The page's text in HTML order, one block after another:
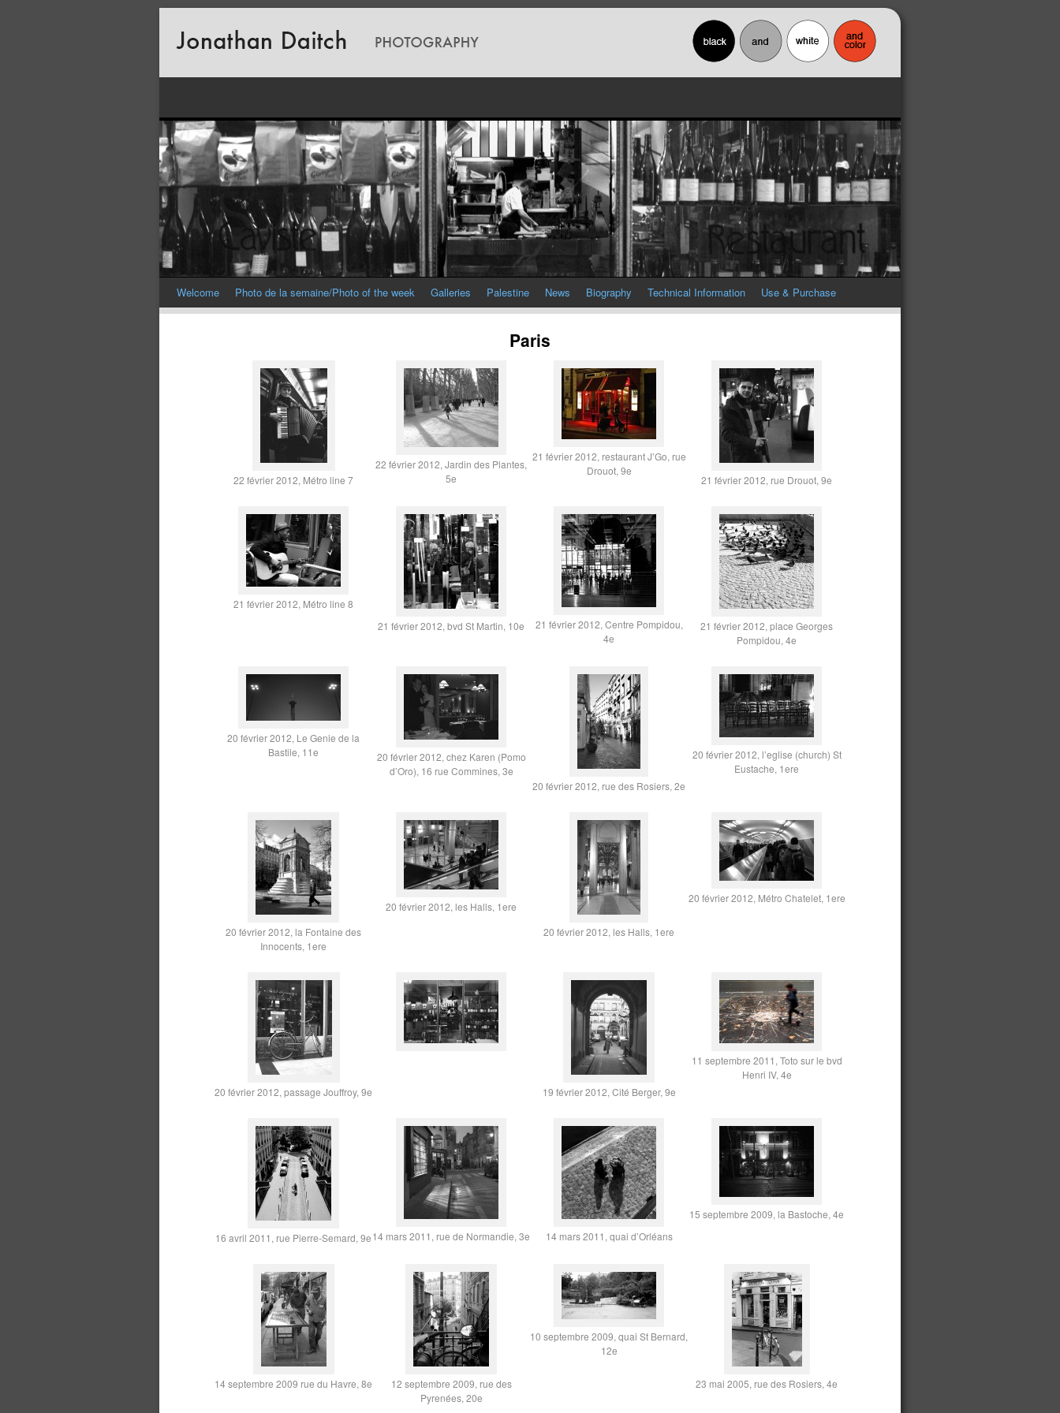
Welcome Photo de la semaine/Photo of the week Galleries Palestine News Biography Technical Information Use & Purchase
Paris
22 février 2012, Métro line 7
22 février 2012, Jardin des Plantes,
5e
21 février 2012, restaurant J’Go, rue
Drouot, 9e
21 février 2012, rue Drouot, 9e
21 février 2012, Métro line 8
21 février 2012, bvd St Martin, 10e
21 février 2012, Centre Pompidou,
4e
21 février 2012, place Georges
Pompidou, 4e
20 février 2012, Le Genie de la
Bastile, 11e
20 février 2012, chez Karen (Pomo
d’Oro), 16 rue Commines, 3e
20 février 2012, rue des Rosiers, 2e
20 février 2012, l’eglise (church) St
Eustache, 1ere
20 février 2012, la Fontaine des
Innocents, 1ere
20 février 2012, les Halls, 1ere
20 février 2012, les Halls, 1ere
20 février 2012, Métro Chatelet, 1ere
20 février 2012, passage Jouffroy, 9e 19 février 2012, Cité Berger, 9e
11 septembre 2011, Toto sur le bvd
Henri IV, 4e
16 avril 2011, rue Pierre-Semard, 9e14 mars 2011, rue de Normandie, 3e 14 mars 2011, quai d’Orléans
15 septembre 2009, la Bastoche, 4e
14 septembre 2009 rue du Havre, 8e
12 septembre 2009, rue des
Pyrenées, 20e
10 septembre 2009, quai St Bernard,
12e
23 mai 2005, rue des Rosiers, 4e